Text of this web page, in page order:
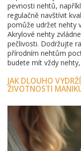
pevnosti nehtů,
regulačně navštívit
pomůže udržet nehty
Akrylové nehty
pečlivosti. Dodržujte
přírodním nehtům
budete mít vždy
JAK DLOUHO
ŽIVOTNOSTI